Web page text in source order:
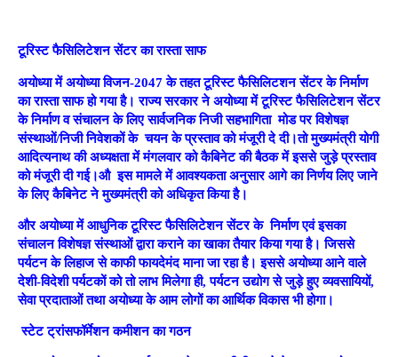
टूरिस्ट फैसिलिटेशन सेंटर का रास्ता साफ
अयोध्या में अयोध्या विजन-2047 के तहत टूरिस्ट फैसिलिटशन सेंटर के निर्माण
का रास्ता साफ हो गया है। राज्य सरकार ने अयोध्या में टूरिस्ट फैसिलिटेशन सेंटर
के निर्माण व संचालन के लिए सार्वजनिक निजी सहभागिता मोड पर विशेषज्ञ
संस्थाओं/निजी निवेशकों के चयन के प्रस्ताव को मंजूरी दे दी।तो मुख्यमंत्री योगी
आदित्यनाथ की अध्यक्षता में मंगलवार को कैबिनेट की बैठक में इससे जुड़े प्रस्ताव
को मंजूरी दी गई।औ इस मामले में आवश्यकता अनुसार आगे का निर्णय लिए जाने
के लिए कैबिनेट ने मुख्यमंत्री को अधिकृत किया है।
और अयोध्या में आधुनिक टूरिस्ट फैसिलिटेशन सेंटर के निर्माण एवं इसका
संचालन विशेषज्ञ संस्थाओं द्वारा कराने का खाका तैयार किया गया है। जिससे
पर्यटन के लिहाज से काफी फायदेमंद माना जा रहा है। इससे अयोध्या आने वाले
देशी-विदेशी पर्यटकों को तो लाभ मिलेगा ही, पर्यटन उद्योग से जुड़े हुए व्यवसायियों,
सेवा प्रदाताओं तथा अयोध्या के आम लोगों का आर्थिक विकास भी होगा।
स्टेट ट्रांसफॉर्मेशन कमीशन का गठन